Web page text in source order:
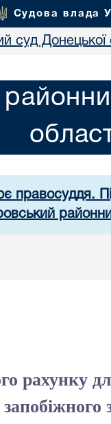
Судова влада
суд Донецької
правосуддя.
рахунку